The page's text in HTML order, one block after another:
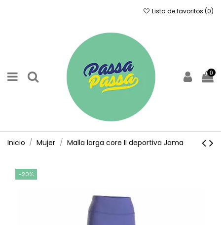
Lista de favoritos (0)
0
Inicio Mujer Malla larga core II deportiva Joma
-20%